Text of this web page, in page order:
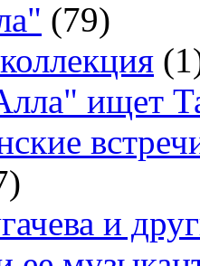
(79)
ищет
и